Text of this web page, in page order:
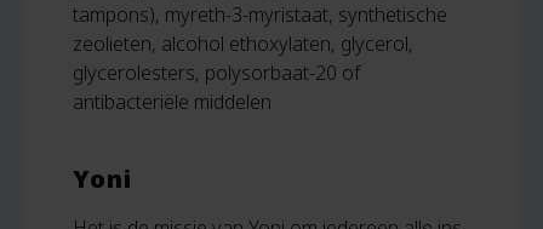
tampons), myreth-3-myristaat, synthetische
zeolieten, alcohol ethoxylaten, glycerol,
glycerolesters, polysorbaat-20 of
antibacteriële middelen
Yoni